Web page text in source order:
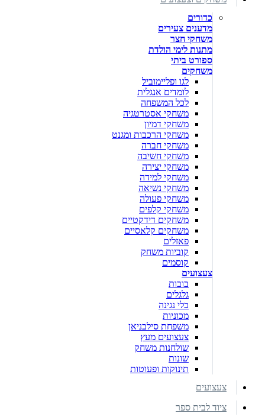
כדורים
מדענים צעירים
משחקי חצר
מתנות לימי הולדת
ספורט ביתי
משחקים
לגו ופליימוביל
לומדים אנגלית
לכל המשפחה
משחקי אסטרטגיה
משחקי דמיון
משחקי הרכבות ומגנט
משחקי חברה
משחקי חשיבה
משחקי יצירה
משחקי למידה
משחקי נשיאה
משחקי פעולה
משחקי קלפים
משחקים דידקטיים
משחקים קלאסיים
פאזלים
קוביות משחק
קוסמים
צעצועים
בובות
גלגלים
כלי נגינה
מכוניות
משפחת סילבניאן
צעצועים מעץ
שולחנות משחק
שונות
תינוקות ופעוטות
צעצועים
ציוד לבית ספר